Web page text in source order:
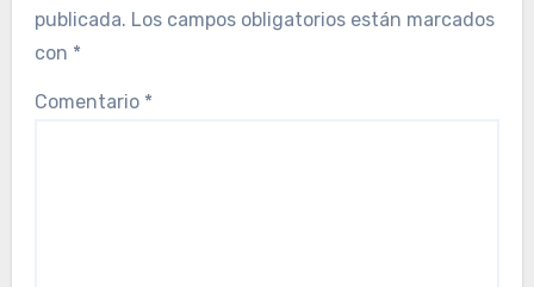
publicada. Los campos obligatorios están marcados
con *
Comentario *